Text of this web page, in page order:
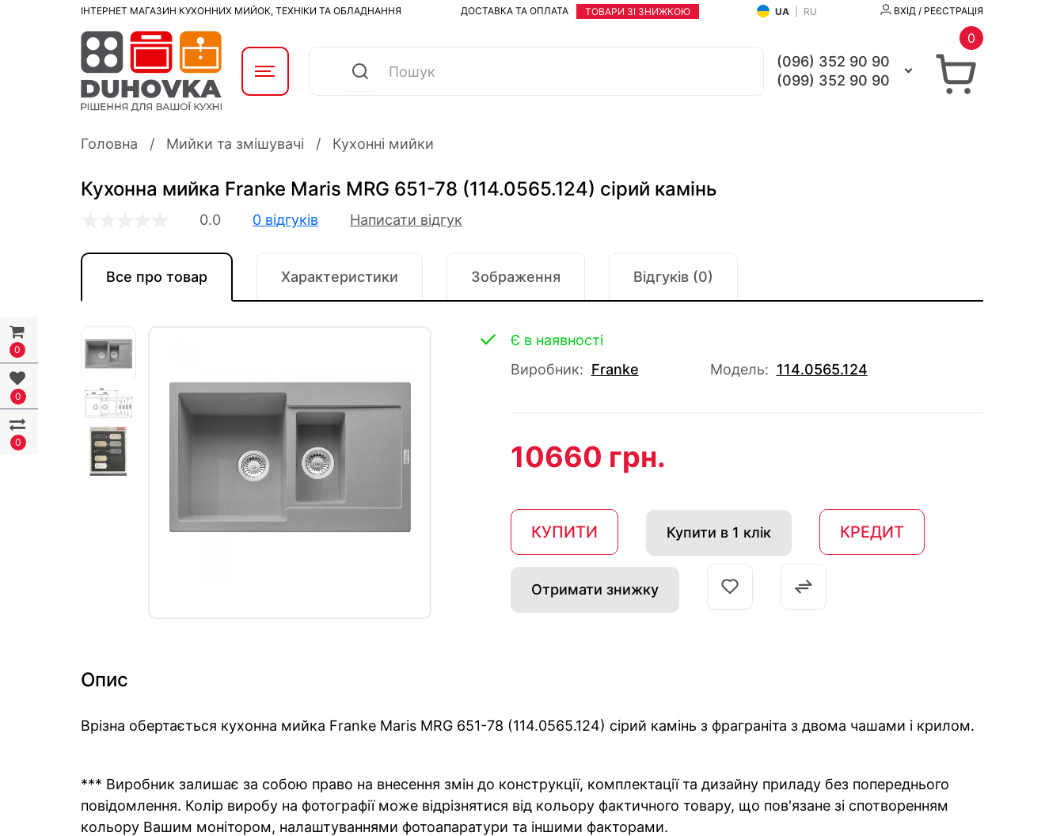
0
0
0
ІНТЕРНЕТ МАГАЗИН КУХОННИХ МИЙОК, ТЕХНІКИ ТА ОБЛАДНАННЯ ДОСТАВКА ТА ОПЛАТА ТОВАРИ ЗІ ЗНИЖКОЮ UA RU ВХІД / РЕЄСТРАЦІЯ
(096) 352 90 90
(099) 352 90 90
0
Головна Мийки та змішувачі Кухонні мийки
Кухонна мийка Franke Maris MRG 651-78 (114.0565.124) сірий камінь
0.0 0 відгуків Написати відгук
Все про товар Характеристики Зображення Відгуків (0)
Є в наявності
Виробник: Franke Модель: 114.0565.124
10660 грн.
КУПИТИ Купити в 1 клік КРЕДИТ
Отримати знижку
Опис
Врізна обертається кухонна мийка Franke Maris MRG 651-78 (114.0565.124) сірий камінь з фраграніта з двома чашами і крилом.
*** Виробник залишає за собою право на внесення змін до конструкції, комплектації та дизайну приладу без попереднього
повідомлення. Колір виробу на фотографії може відрізнятися від кольору фактичного товару, що пов'язане зі спотворенням
кольору Вашим монітором, налаштуваннями фотоапаратури та іншими факторами.